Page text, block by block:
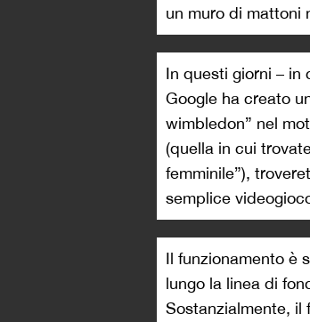
un muro di mattoni
In questi giorni – in
Google ha creato
wimbledon” nel
(quella in cui
femminile”),
semplice
Il funzionamento è
lungo la linea di
Sostanzialmente, il